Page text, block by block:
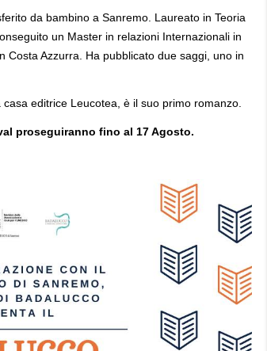
da bambino a Sanremo. Laureato in Teoria
un Master in relazioni Internazionali in
Costa Azzurra. Ha pubblicato due saggi, uno in
editrice Leucotea, è il suo primo romanzo.
proseguiranno fino al 17 Agosto.